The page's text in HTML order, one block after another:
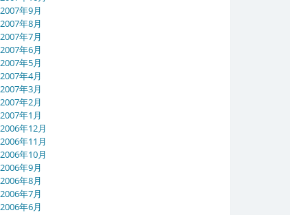
2007年9月
2007年8月
2007年7月
2007年6月
2007年5月
2007年4月
2007年3月
2007年2月
2007年1月
2006年12月
2006年11月
2006年10月
2006年9月
2006年8月
2006年7月
2006年6月